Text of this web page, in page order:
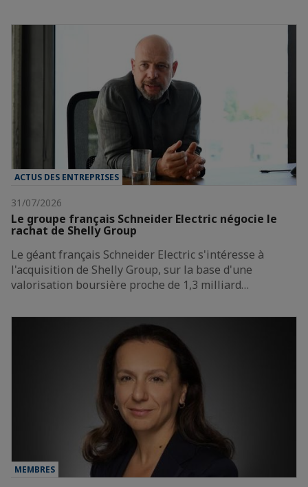
ACTUS DES ENTREPRISES
31/07/2026
Le groupe français Schneider Electric négocie le
rachat de Shelly Group
Le géant français Schneider Electric s'intéresse à
l'acquisition de Shelly Group, sur la base d'une
valorisation boursière proche de 1,3 milliard…
MEMBRES